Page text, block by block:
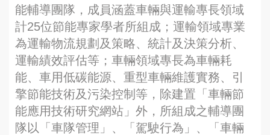
能輔導團隊，成員涵蓋車輛與運輸專長領域
計25位節能專家學者所組成；運輸領域專業
為運輸物流規劃及策略、統計及決策分析、
運輸績效評估等；車輛領域專長為車輛耗
能、車用低碳能源、重型車輛維護實務、引
擎節能技術及污染控制等，除建置「車輛節
能應用技術研究網站」外，所組成之輔導團
隊以「車隊管理」、「駕駛行為」、「車輛